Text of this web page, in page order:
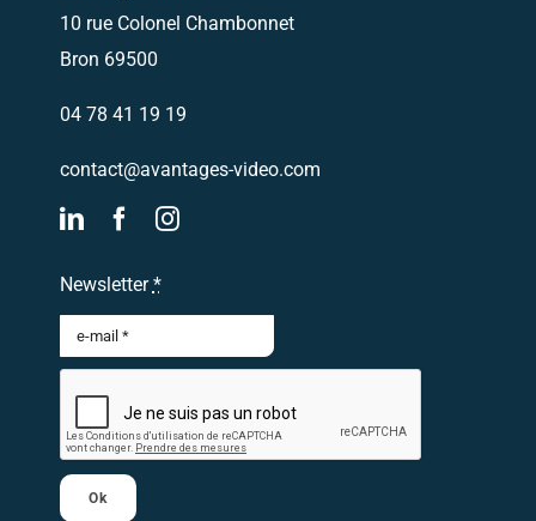
10 rue Colonel Chambonnet
Bron 69500
04 78 41 19 19
contact@avantages-video.com
Newsletter*
Ok